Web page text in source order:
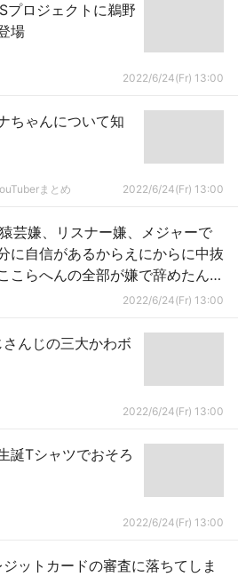
プロジェクトに鵜野
場
2022/6/24(Fr) 13:00
ちゃんについて知
まとめ 2022/6/24(Fr) 13:00
芸嫌、リスナー嫌、メジャーで
に自信があるからえにからに中抜
こらへんの全部が嫌で辞めたんじ
ら心へし折れてるけど2022/6/24(Fr) 13:00
さんじの三大かわボ
2022/6/24(Fr) 13:00
誕Tシャツでおそろ
2022/6/24(Fr) 13:00
ジットカードの審査に落ちてしま